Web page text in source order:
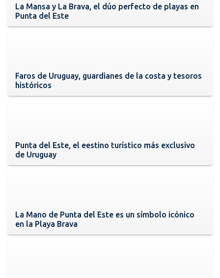
La Mansa y La Brava, el dúo perfecto de playas en
Punta del Este
Faros de Uruguay, guardianes de la costa y tesoros
históricos
Punta del Este, el eestino turístico más exclusivo
de Uruguay
La Mano de Punta del Este es un símbolo icónico
en la Playa Brava